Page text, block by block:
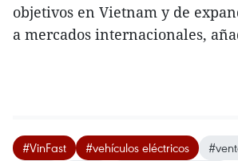
objetivos en Vietnam y de
a mercados internacionales,
#VinFast #vehículos eléctricos